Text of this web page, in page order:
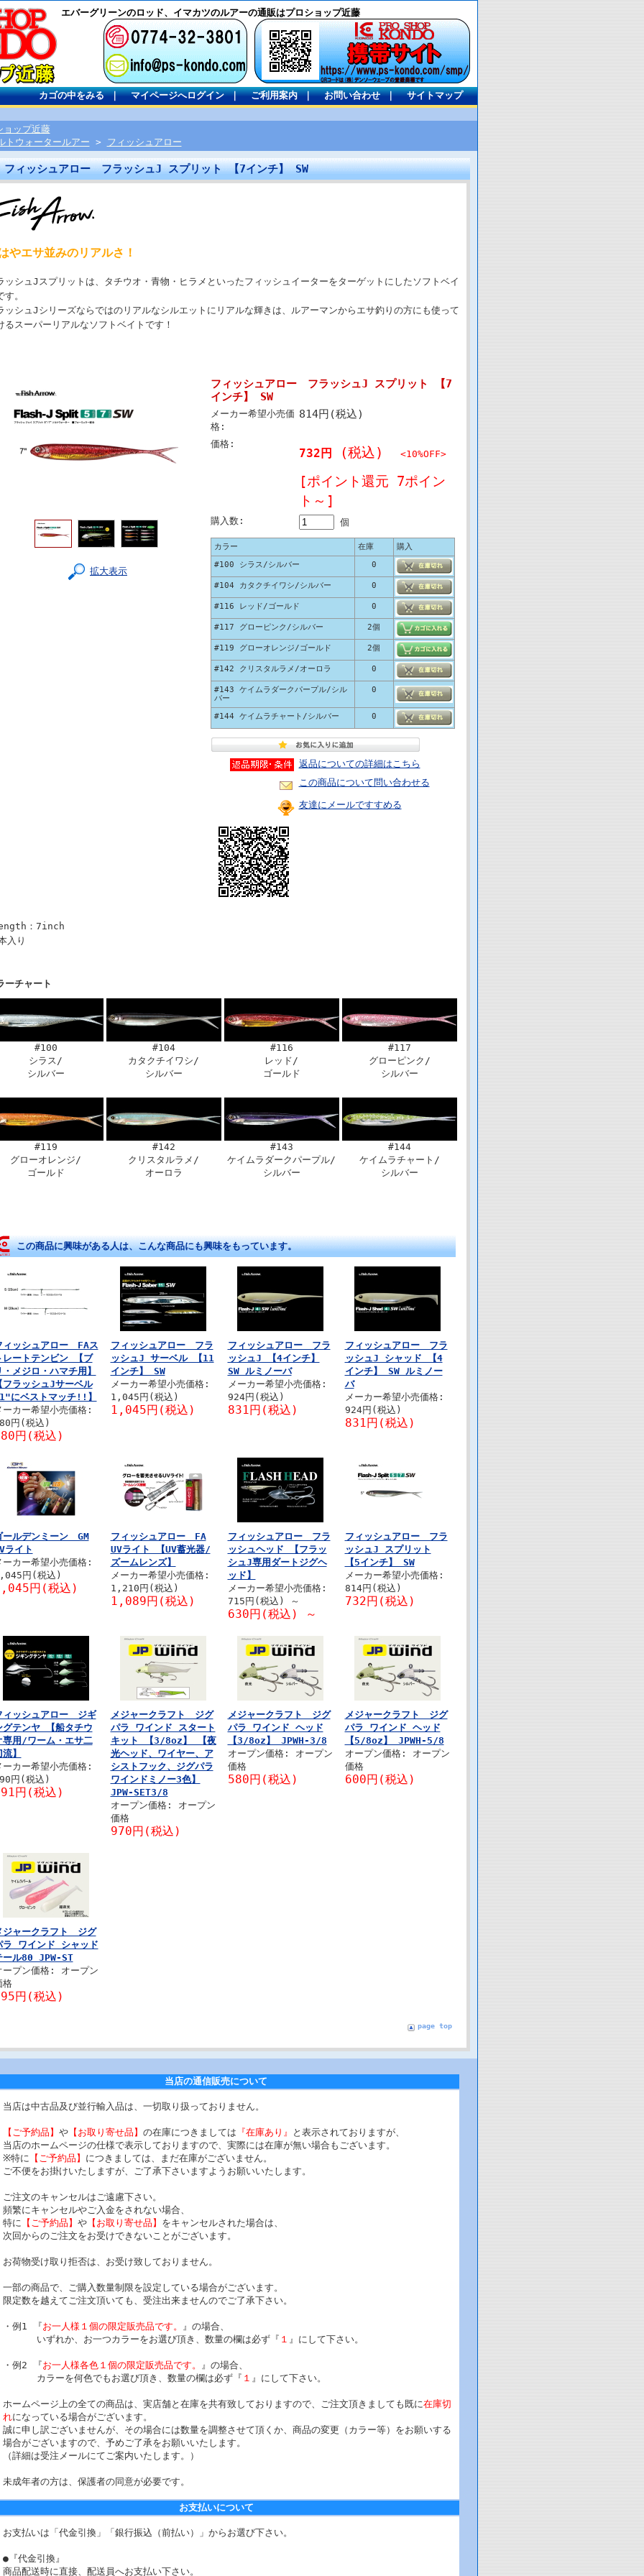
エバーグリーンのロッド、イマカツのルアーの通販はプロショップ近藤
カゴの中をみる｜ マイページへログイン｜ ご利用案内｜ お問い合わせ｜ サイトマップ
ョップ近藤
トウォータールアー > フィッシュアロー
フィッシュアロー フラッシュJ スプリット 【7インチ】 SW
やエサ並みのリアルさ！
ッシュJスプリットは、タチウオ・青物・ヒラメといったフィッシュイーターをターゲットにしたソフトベイ
す。
ッシュJシリーズならではのリアルなシルエットにリアルな輝きは、ルアーマンからエサ釣りの方にも使って
るスーパーリアルなソフトベイトです！
拡大表示
フィッシュアロー フラッシュJ スプリット 【7
インチ】 SW
メーカー希望小売価
格:
814円(税込)
価格:
732円 (税込) <10%OFF>
[ポイント還元 7ポイン
ト～]
購入数: 個
カラー 在庫
購入
#100 シラス/シルバー
0
#104 カタクチイワシ/シルバー 0
#116 レッド/ゴールド 0
#117 グローピンク/シルバー 2個
#119 グローオレンジ/ゴールド 2個
#142 クリスタルラメ/オーロラ 0
#143 ケイムラダークパープル/シル
バー
0
#144 ケイムラチャート/シルバー 0
返品についての詳細はこちら
この商品について問い合わせる
友達にメールですすめる
：7inch
入り
ーチャート
#100
シラス/
シルバー
#104
カタクチイワシ/
シルバー
#116
レッド/
ゴールド
#117
グローピンク/
シルバー
#119
グローオレンジ/
ゴールド
#142
クリスタルラメ/
オーロラ
#143
ケイムラダークパープル/
シルバー
#144
ケイムラチャート/
シルバー
この商品に興味がある人は、こんな商品にも興味をもっています。
ィッシュアロー FAス
レートテンビン 【ブ
・メジロ・ハマチ用】
フラッシュJサーベル
にベストマッチ!!】
ーカー希望小売価格:
円(税込)
円(税込)
フィッシュアロー フラ
ッシュJ サーベル 【11
インチ】 SW
メーカー希望小売価格:
1,045円(税込)
1,045円(税込)
フィッシュアロー フラ
ッシュJ 【4インチ】
SW ルミノーバ
メーカー希望小売価格:
924円(税込)
831円(税込)
フィッシュアロー フラ
ッシュJ シャッド 【4
インチ】 SW ルミノー
バ
メーカー希望小売価格:
924円(税込)
831円(税込)
ールデンミーン GM
ライト
ーカー希望小売価格:
円(税込)
円(税込)
フィッシュアロー FA
UVライト 【UV蓄光器/
ズームレンズ】
メーカー希望小売価格:
1,210円(税込)
1,089円(税込)
フィッシュアロー フラ
ッシュヘッド 【フラッ
シュJ専用ダートジグヘ
ッド】
メーカー希望小売価格:
715円(税込)
～
630円(税込) ～
フィッシュアロー フラ
ッシュJ スプリット
【5インチ】 SW
メーカー希望小売価格:
814円(税込)
732円(税込)
ィッシュアロー ジギ
グテンヤ 【船タチウ
専用/ワーム・エサ二
】
ーカー希望小売価格:
円(税込)
円(税込)
メジャークラフト ジグ
パラ ワインド スタート
キット 【3/8oz】 【夜
光ヘッド、ワイヤー、ア
シストフック、ジグパラ
ワインドミノー3色】
JPW-SET3/8
オープン価格: オープン
価格
970円(税込)
メジャークラフト ジグ
パラ ワインド ヘッド
【3/8oz】 JPWH-3/8
オープン価格: オープン
価格
580円(税込)
メジャークラフト ジグ
パラ ワインド ヘッド
【5/8oz】 JPWH-5/8
オープン価格: オープン
価格
600円(税込)
ジャークラフト ジグ
ラ ワインド シャッド
ール80 JPW-ST
ープン価格: オープン
格
円(税込)
page top
当店の通信販売について
当店は中古品及び並行輸入品は、一切取り扱っておりません。
【ご予約品】 や【お取り寄せ品】 の在庫につきましては 『在庫あり』
と表示されておりますが、
当店のホームページの仕様で表示しておりますので、実際には在庫が無い場合もございます。
※特に 【ご予約品】 につきましては、まだ在庫がございません。
ご不便をお掛けいたしますが、ご了承下さいますようお願いいたします。
ご注文のキャンセルはご遠慮下さい。
頻繁にキャンセルやご入金をされない場合、
特に 【ご予約品】 や【お取り寄せ品】 をキャンセルされた場合は、
次回からのご注文をお受けできないことがございます。
お荷物受け取り拒否は、お受け致しておりません。
一部の商品で、ご購入数量制限を設定している場合がございます。
限定数を越えてご注文頂いても、受注出来ませんのでご了承下さい。
・例1 『お一人様１個の限定販売品です。 』の場合、
いずれか、お一つカラーをお選び頂き、数量の欄は必ず『 １ 』にして下さい。
・例2 『お一人様各色１個の限定販売品です。 』の場合、
カラーを何色でもお選び頂き、数量の欄は必ず『 １ 』にして下さい。
ホームページ上の全ての商品は、実店舗と在庫を共有致しておりますので、ご注文頂きましても既に在庫切
れになっている場合がございます。
誠に申し訳ございませんが、その場合には数量を調整させて頂くか、商品の変更（カラー等）をお願いする
場合がございますので、予めご了承をお願いいたします。
（詳細は受注メールにてご案内いたします。）
未成年者の方は、保護者の同意が必要です。
お支払いについて
お支払いは「代金引換」「銀行振込（前払い）」からお選び下さい。
●『代金引換』
商品配送時に直接、配送員へお支払い下さい。